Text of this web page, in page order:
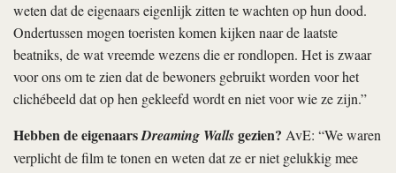
weten dat de eigenaars eigenlijk zitten te wachten op hun dood.
Ondertussen mogen toeristen komen kijken naar de laatste
beatniks, de wat vreemde wezens die er rondlopen. Het is zwaar
voor ons om te zien dat de bewoners gebruikt worden voor het
clichébeeld dat op hen gekleefd wordt en niet voor wie ze zijn.”
Hebben de eigenaarsDreaming Wallsgezien? AvE: “We waren
verplicht de film te tonen en weten dat ze er niet gelukkig mee